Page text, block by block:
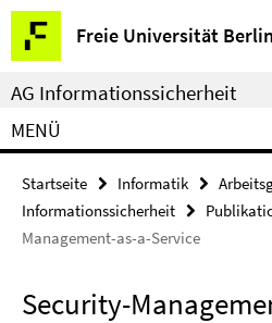
Springe
direkt
zu
Inhalt
Freie Universität Berlin
Service-
Navigation
AG Informationssicherheit
MENÜ
Startseite Informatik
Informationssicherheit
Management-as-a-Service
Security-